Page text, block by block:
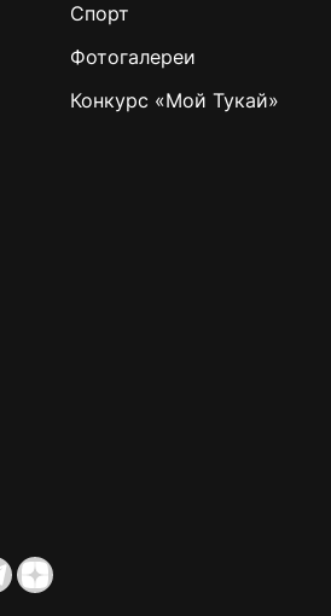
Спорт
Фотогалереи
Конкурс «Мой Тукай»